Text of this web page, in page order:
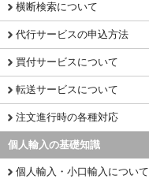
横断検索について
代行サービスの申込方法
買付サービスについて
転送サービスについて
注文進行時の各種対応
個人輸入の基礎知識
個人輸入・小口輸入について